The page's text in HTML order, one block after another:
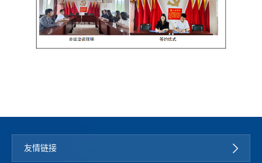
友情链接